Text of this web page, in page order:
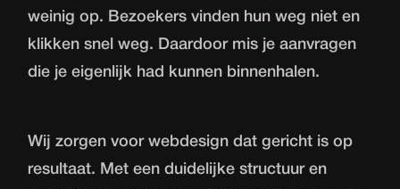
weinig op. Bezoekers vinden hun weg niet en
klikken snel weg. Daardoor mis je aanvragen
die je eigenlijk had kunnen binnenhalen.
Wij zorgen voor webdesign dat gericht is op
resultaat. Met een duidelijke structuur en